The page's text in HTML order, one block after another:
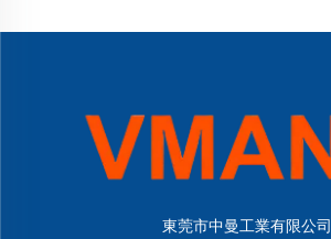
東莞市中曼工業有限公司